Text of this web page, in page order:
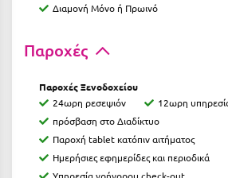
Κάλαμος
Καλαμπάκα
Καμένα Βούρλα
Καρδάμαινα
Καρδαμύλη
Διαμονή Μόνο ή Πρωινό
Παροχές
Παροχές Ξενοδοχείου
24ωρη ρεσεψιόν
12ωρη
πρόσβαση στο Διαδίκτυο
Παροχή tablet κατόπιν αιτήματος
Ημερήσιες εφημερίδες και περιοδικά